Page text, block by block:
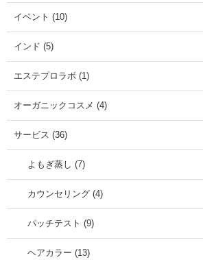
イベント (10)
インド (5)
エステプロラボ (1)
オーガニックコスメ (4)
サービス (36)
よもぎ蒸し (7)
カウンセリング (4)
パッチテスト (9)
ヘアカラー (13)